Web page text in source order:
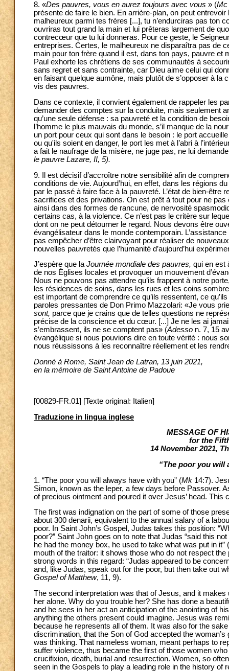
8. «Des pauvres, vous en aurez toujours avec vous » (Mc
présente de faire le bien. En arrière-plan, on peut
malheureux parmi tes frères [...], tu n’endurciras pas ton
ouvriras tout grand la main et lui prêteras largement de
contrecœur que tu lui donneras. Pour ce geste, le
entreprises. Certes, le malheureux ne disparaîtra pas de
main pour ton frère quand il est, dans ton pays, pauvre et
Paul exhorte les chrétiens de ses communautés à
sans regret et sans contrainte, car Dieu aime celui qui
en faisant quelque aumône, mais plutôt de s’opposer à la
vis des pauvres.
Dans ce contexte, il convient également de rappeler les
demander des comptes sur la conduite, mais seulement
qu’une seule défense : sa pauvreté et la condition de
l’homme le plus mauvais du monde, s’il manque de la
un port pour ceux qui sont dans le besoin : le port
ou qu'ils soient en danger, le port les met à l’abri à
a fait le naufrage de la misère, ne juge pas, ne lui
le pauvre Lazare, II, 5).
9. Il est décisif d’accroître notre sensibilité afin de
conditions de vie. Aujourd’hui, en effet, dans les régions
par le passé à faire face à la pauvreté. L’état de bien-être
sacrifices et des privations. On est prêt à tout pour ne
ainsi dans des formes de rancune, de nervosité
certains cas, à la violence. Ce n’est pas le critère sur
dont on ne peut détourner le regard. Nous devons être
évangélisateur dans le monde contemporain.
pas empêcher d’être clairvoyant pour réaliser de
nouvelles pauvretés que l’humanité d’aujourd’hui
J’espère que la Journée mondiale des pauvres, qui en est
de nos Églises locales et provoquer un mouvement
Nous ne pouvons pas attendre qu’ils frappent à notre
les résidences de soins, dans les rues et les coins
est important de comprendre ce qu’ils ressentent, ce
paroles pressantes de Don Primo Mazzolari: «Je vous
sont, parce que je crains que de telles questions ne
précise de la conscience et du cœur. [...] Je ne les ai
s’embrassent, ils ne se comptent pas» (Adesso n. 7, 15
évangélique si nous pouvions dire en toute vérité : nous
nous réussissons à les reconnaître réellement et les
Donné à Rome, Saint Jean de Latran, 13 juin 2021,
en la mémoire de Saint Antoine de Padoue
[00829-FR.01] [Texte original: Italien]
Traduzione in lingua inglese
MESSAGE OF
for the
14 November 2021,
“The poor you will
1. “The poor you will always have with you” (Mk 14:7).
Simon, known as the leper, a few days before Passover.
of precious ointment and poured it over Jesus’ head.
The first was indignation on the part of some of those
about 300 denarii, equivalent to the annual salary of a
poor. In Saint John’s Gospel, Judas takes this position:
poor?” Saint John goes on to note that Judas “said this
he had the money box, he used to take what was put in
mouth of the traitor: it shows those who do not respect
strong words in this regard: “Judas appeared to be
and, like Judas, speak out for the poor, but then take out
Gospel of Matthew, 11, 9).
The second interpretation was that of Jesus, and it
her alone. Why do you trouble her? She has done a
and he sees in her act an anticipation of the anointing of
anything the others present could imagine. Jesus was
because he represents all of them. It was also for the
discrimination, that the Son of God accepted the
was thinking. That nameless woman, meant perhaps to
suffer violence, thus became the first of those women
crucifixion, death, burial and resurrection. Women, so
seen in the Gospels to play a leading role in the history of